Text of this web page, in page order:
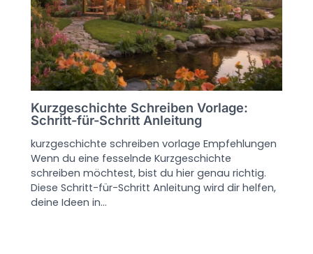
Kurzgeschichte Schreiben Vorlage:
Schritt-für-Schritt Anleitung
kurzgeschichte schreiben vorlage Empfehlungen
Wenn du eine fesselnde Kurzgeschichte
schreiben möchtest, bist du hier genau richtig.
Diese Schritt-für-Schritt Anleitung wird dir helfen,
deine Ideen in…